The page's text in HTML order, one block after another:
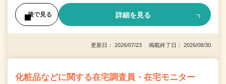
後で見る 詳細を見る
更新日： 2026/07/23 掲載終了日： 2026/08/30
化粧品などに関する在宅調査員・在宅モニター